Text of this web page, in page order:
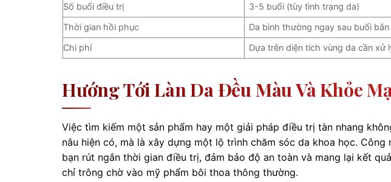
Số buổi điều trị
3-5 buổi (tùy tình trạng da)
Thời gian hồi phục
Da bình thường ngay sau buổi bắn
Chi phí
Dựa trên diện tích vùng da cần xử
Hướng Tới Làn Da Đều Màu Và Khỏe
Việc tìm kiếm một sản phẩm hay một giải pháp điều trị tàn nhang
nâu hiện có, mà là xây dựng một lộ trình chăm sóc da khoa học. Công
bạn rút ngắn thời gian điều trị, đảm bảo độ an toàn và mang lại kết
chỉ trông chờ vào mỹ phẩm bôi thoa thông thường.